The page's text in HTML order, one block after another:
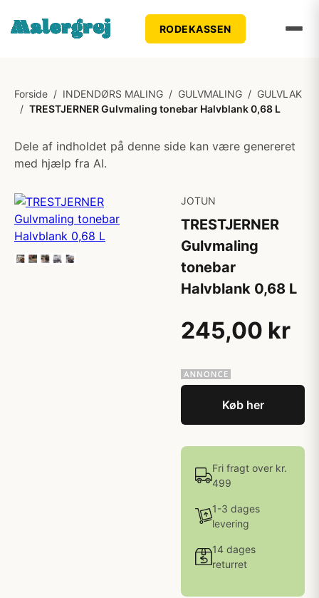
RODEKASSEN
Forside / INDENDØRS MALING / GULVMALING / GULVLAK
/ TRESTJERNER Gulvmaling tonebar Halvblank 0,68 L
Dele af indholdet på denne side kan være genereret
med hjælp fra AI.
JOTUN
TRESTJERNER
Gulvmaling
tonebar
Halvblank 0,68 L
245,00 kr
Køb her
Fri fragt over kr.
499
1-3 dages
levering
14 dages
returret